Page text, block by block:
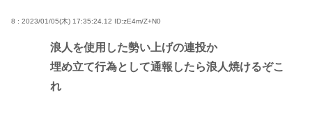
8 : 2023/01/05(木) 17:35:24.12 ID:zE4m/Z+N0
浪人を使用した勢い上げの連投か
埋め立て行為として通報したら浪人焼けるぞこ
れ